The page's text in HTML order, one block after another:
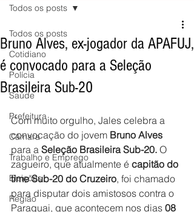
Todos os posts
Cotidiano
Polícia
Saúde
Prefeitura
Câmara
Trabalho e Emprego
Eleições
Região
Todos os posts
Bruno Alves, ex-jogador da APAFUJ,
é convocado para a Seleção
Brasileira Sub-20
Com muito orgulho, Jales celebra a
convocação do jovem Bruno Alves
para a Seleção Brasileira Sub-20. O
zagueiro, que atualmente é capitão do
time Sub-20 do Cruzeiro, foi chamado
para disputar dois amistosos contra o
Paraguai, que acontecem nos dias 08